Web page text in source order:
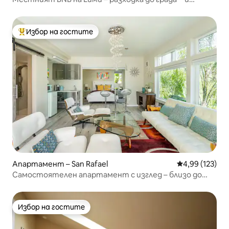
Най-популярен избор на гостите
Избор на гостите
Апартамент – San Rafael Средна
4,99 (123)
Самостоятелен апартамент с изглед – близо до
Избор на гостите
Избор на гостите